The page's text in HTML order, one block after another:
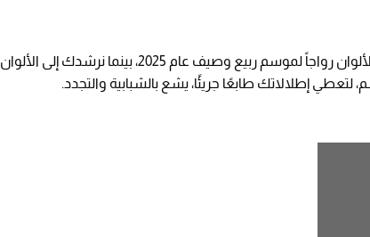
سوف نأخذك في رحلة للتعرف علي أكثر تنسيقات الألوان رواجاً لموسم ربيع وصيف عام 2025، بينما نرشدك إلى الألوان
إطلالاتك طابعًا جريئًا، يشع بالشبابية والتجدد.